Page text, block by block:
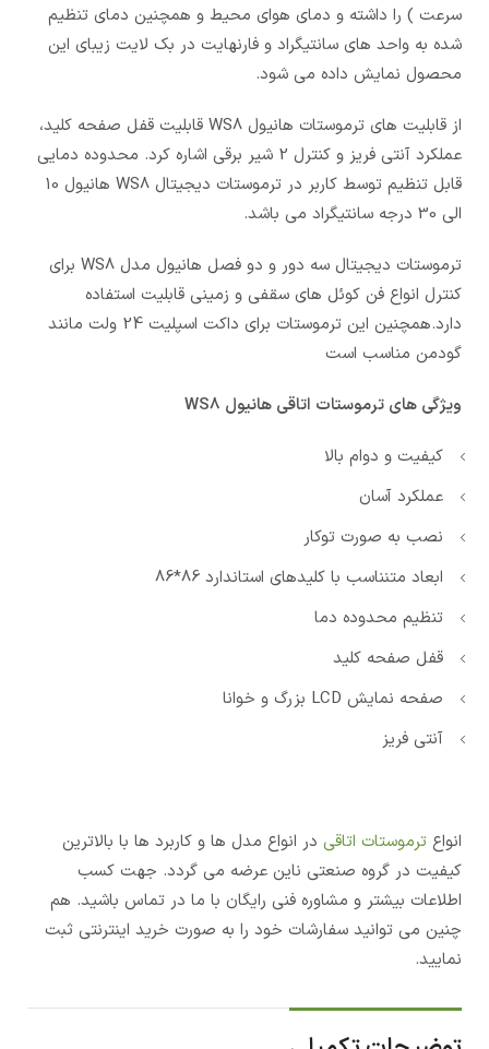
سرعت ) را داشته و دمای هوای محیط و همچنین دمای تنظیم
شده به واحد های سانتیگراد و فارنهایت در بک لایت زیبای این
محصول نمایش داده می شود.
از قابلیت های ترموستات هانیول WS8 قابلیت قفل صفحه کلید،
عملکرد آنتی فریز و کنترل 2 شیر برقی اشاره کرد. محدوده دمایی
قابل تنظیم توسط کاربر در ترموستات دیجیتال WS8 هانیول 10
الی 30 درجه سانتیگراد می باشد.
ترموستات دیجیتال سه دور و دو فصل هانیول مدل WS8 برای
کنترل انواع فن کوئل های سقفی و زمینی قابلیت استفاده
دارد.همچنین این ترموستات برای داکت اسپلیت 24 ولت مانند
گودمن مناسب است
ویژگی های ترموستات اتاقی هانیول WS8
کیفیت و دوام بالا
عملکرد آسان
نصب به صورت توکار
ابعاد متنناسب با کلیدهای استاندارد 86*86
تنظیم محدوده دما
قفل صفحه کلید
صفحه نمایش LCD بزرگ و خوانا
آنتی فریز
انواع ترموستات اتاقی در انواع مدل ها و کاربرد ها با بالاترین
کیفیت در گروه صنعتی ناین عرضه می گردد. جهت کسب
اطلاعات بیشتر و مشاوره فنی رایگان با ما در تماس باشید. هم
چنین می توانید سفارشات خود را به صورت خرید اینترنتی ثبت
نمایید.